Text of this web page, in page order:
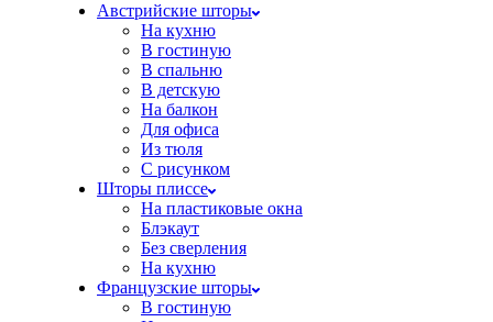
Австрийские шторы
На кухню
В гостиную
В спальню
В детскую
На балкон
Для офиса
Из тюля
С рисунком
Шторы плиссе
На пластиковые окна
Блэкаут
Без сверления
На кухню
Французские шторы
В гостиную